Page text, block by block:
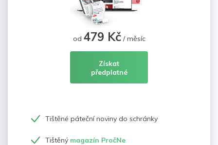
od 479 Kč/ měsíc
Získat
předplatné
Tištěné páteční noviny do schránky
Tištěný magazín PročNe